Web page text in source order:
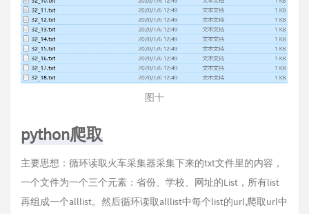
图十
python爬取
主要思想：循环读取火车采集器采集下来的txt文件里的内容，
一个文件为一个三个元素：省份、学校、网址的List，所有list
再组成一个alllist。然后循环读取alllist中每个list的url,爬取url中